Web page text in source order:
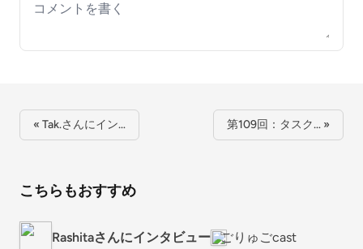
Your comment
« Tak.さんにイン… 第109回：タスク… »
こちらもおすすめ
Rashitaさんにインタビュー ごりゅごcast